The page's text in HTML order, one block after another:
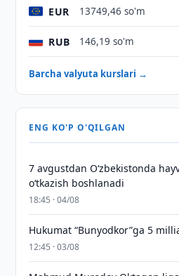
EUR 13749,46 so'm
RUB 146,19 so'm
Barcha valyuta kurslari →
ENG KO'P O'QILGAN
7 avgustdan O‘zbekistonda
o‘tkazish boshlanadi
18:45 · 04/08
Hukumat “Bunyodkor”ga 5
12:45 · 03/08